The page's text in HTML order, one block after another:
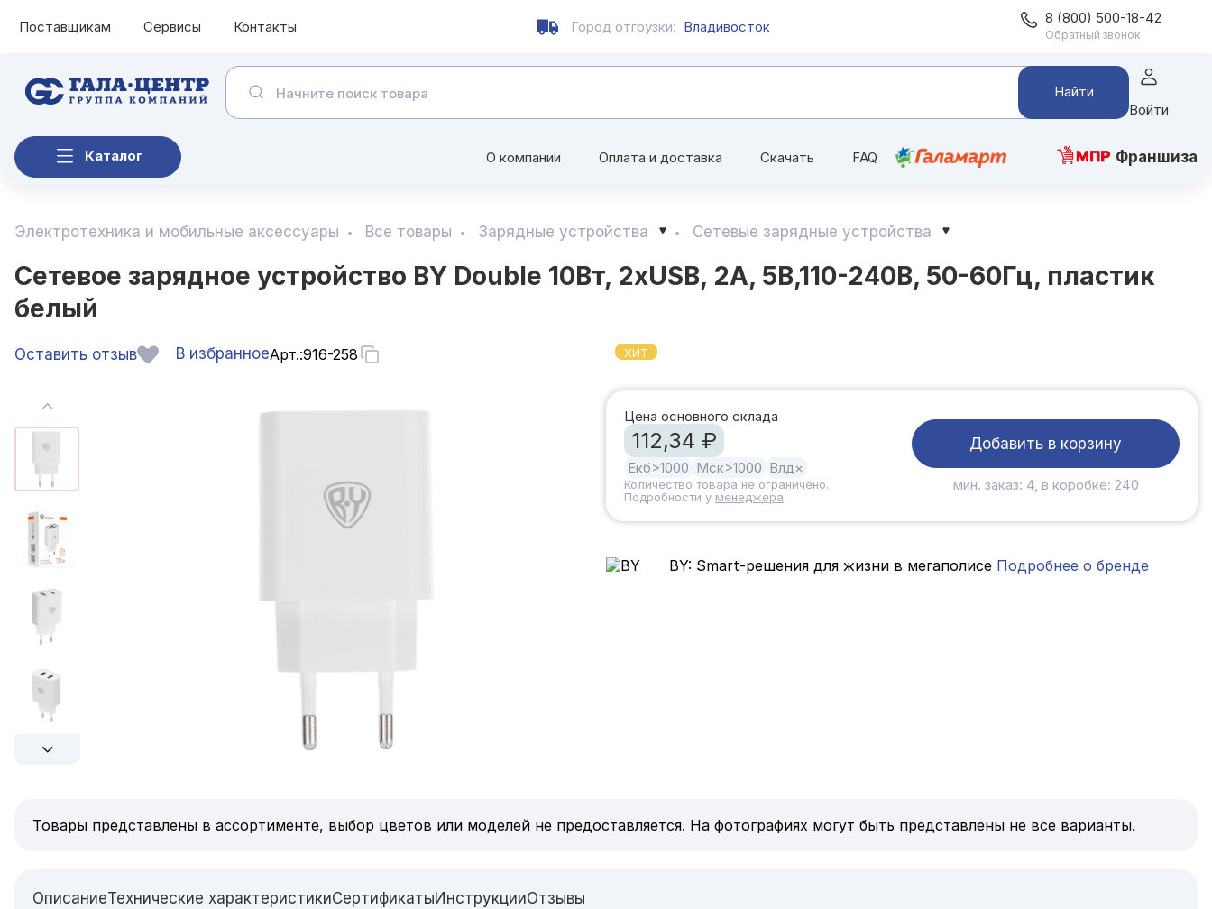
Поставщикам Сервисы Контакты Город отгрузки: Владивосток 8 (800) 500-18-42
Обратный звонок
Найти
Войти
Каталог О компании Оплата и доставка Скачать FAQ Франшиза
Электротехника и мобильные аксессуары Все товары Зарядные устройства Сетевые зарядные устройства
Сетевое зарядное устройство BY Double 10Вт, 2xUSB, 2А, 5В,110-240В, 50-60Гц, пластик
белый
Оставить отзыв В избранноеАрт.:916-258 ХИТ
Цена основного склада
112,34 ₽
Екб>1000 Мск>1000 Влд×
Количество товара не ограничено.
Подробности у менеджера.
Добавить в корзину
мин. заказ: 4, в коробке: 240
BY: Smart-решения для жизни в мегаполисе Подробнее о бренде
Товары представлены в ассортименте, выбор цветов или моделей не предоставляется. На фотографиях могут быть представлены не все варианты.
ОписаниеТехнические характеристикиСертификатыИнструкцииОтзывы